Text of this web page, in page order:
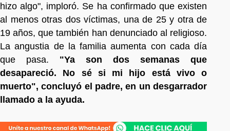
hizo algo", imploró. Se ha confirmado que existen
al menos otras dos víctimas, una de 25 y otra de
19 años, que también han denunciado al religioso.
La angustia de la familia aumenta con cada día
que pasa. "Ya son dos semanas que
desapareció. No sé si mi hijo está vivo o
muerto", concluyó el padre, en un desgarrador
llamado a la ayuda.